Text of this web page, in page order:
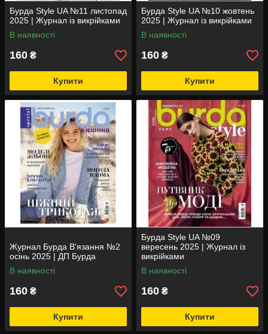
Бурда Style UA №11 листопад
2025 | Журнал із викрійками
В наявності
160 ₴
Купити
Бурда Style UA №10 жовтень
2025 | Журнал із викрійками
В наявності
160 ₴
Купити
Журнал Бурда В'язання №2
осінь 2025 | ДП Бурда
В наявності
160 ₴
Купити
Бурда Style UA №09
вересень 2025 | Журнал із
викрійками
В наявності
160 ₴
Купити